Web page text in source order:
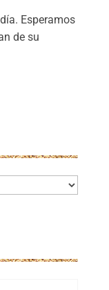
Esperamos
de su